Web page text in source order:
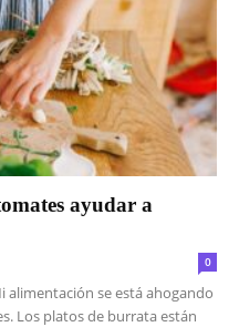
ayudar a
0
alimentación se está ahogando
Los platos de burrata están